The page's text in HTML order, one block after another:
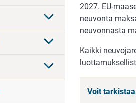
2027. EU-
neuvonta
neuvonnasta
Kaikki
Voit